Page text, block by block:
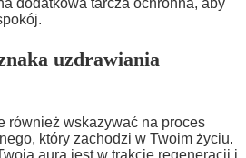
dodatkowa tarcza ochronna, aby
uzdrawiania
również wskazywać na proces
który zachodzi w Twoim życiu.